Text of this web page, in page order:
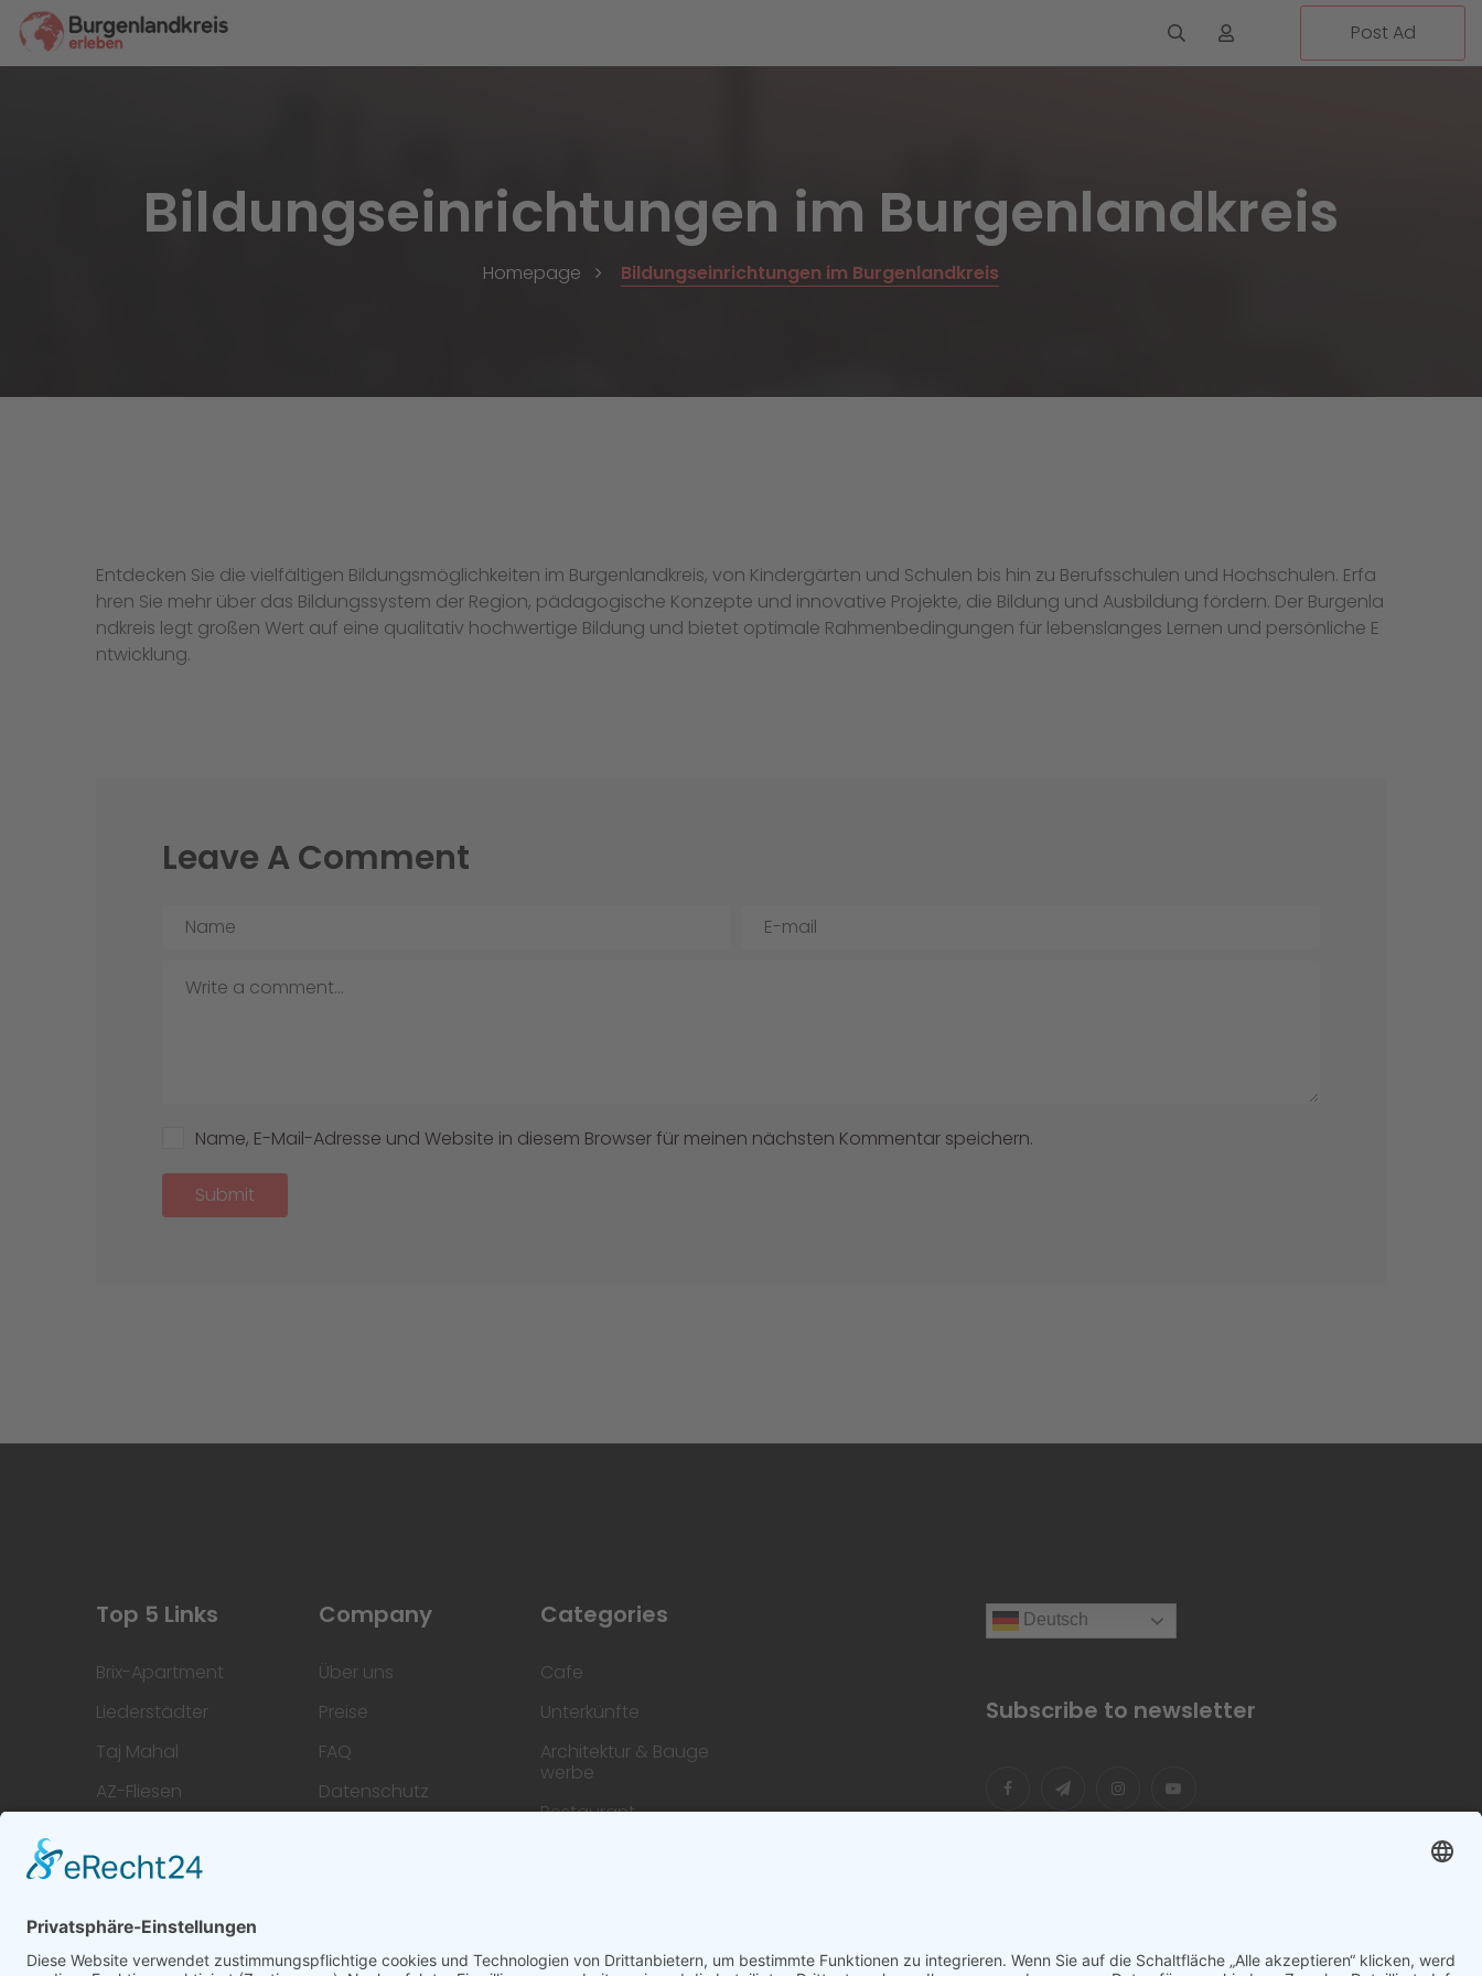
Post Ad
Bildungseinrichtungen im Burgenlandkreis
Homepage Bildungseinrichtungen im Burgenlandkreis
Entdecken Sie die vielfältigen Bildungsmöglichkeiten im Burgenlandkreis, von Kindergärten und Schulen bis hin zu Berufsschulen und Hochschulen. Erfa
hren Sie mehr über das Bildungssystem der Region, pädagogische Konzepte und innovative Projekte, die Bildung und Ausbildung fördern. Der Burgenla
ndkreis legt großen Wert auf eine qualitativ hochwertige Bildung und bietet optimale Rahmenbedingungen für lebenslanges Lernen und persönliche E
ntwicklung.
Leave A Comment
Name, E-Mail-Adresse und Website in diesem Browser für meinen nächsten Kommentar speichern.
Submit
Top 5 Links
Brix-Apartment
Liederstädter
Taj Mahal
AZ-Fliesen
Company
Über uns
Preise
FAQ
Datenschutz
Categories
Cafe
Unterkünfte
Architektur & Bauge
werbe
Restaurant
Deutsch
Subscribe to newsletter